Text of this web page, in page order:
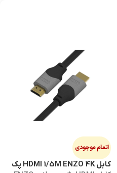
اتمام موجودی
کابل HDMI 1/5M ENZO 4K پک